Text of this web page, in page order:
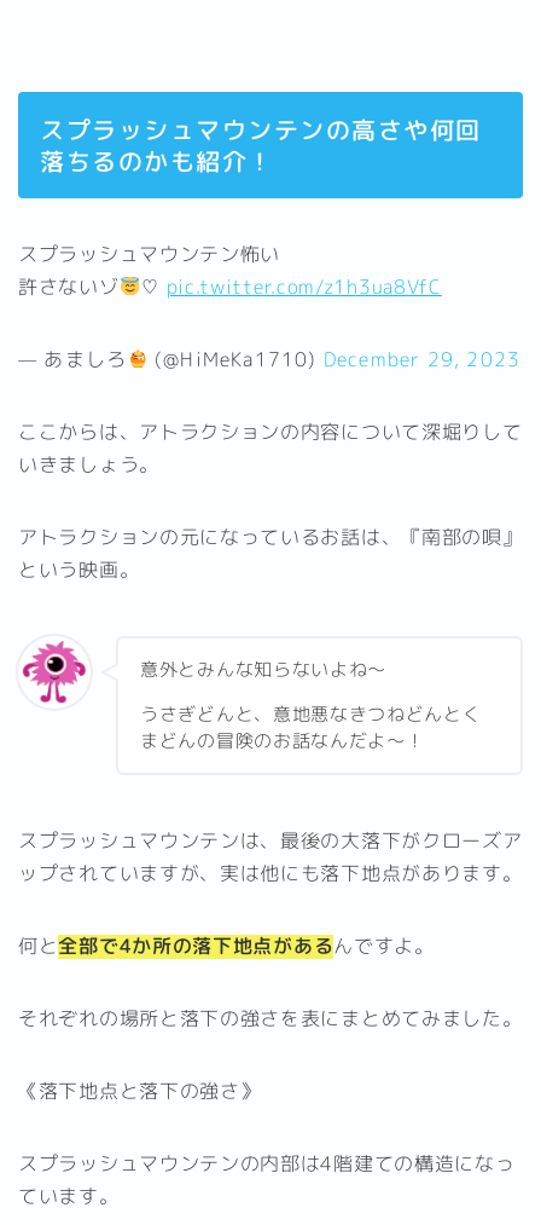
スプラッシュマウンテンの高さや何回
落ちるのかも紹介！
スプラッシュマウンテン怖い
許さないゾ
♡ pic.twitter.com/z1h3ua8VfC
— あましろ (@HiMeKa1710) December 29, 2023
ここからは、アトラクションの内容について深堀りして
いきましょう。
アトラクションの元になっているお話は、『南部の唄』
という映画。
意外とみんな知らないよね～
うさぎどんと、意地悪なきつねどんとく
まどんの冒険のお話なんだよ～！
スプラッシュマウンテンは、最後の大落下がクローズア
ップされていますが、実は他にも落下地点があります。
何と全部で4か所の落下地点があるんですよ。
それぞれの場所と落下の強さを表にまとめてみました。
《落下地点と落下の強さ》
スプラッシュマウンテンの内部は4階建ての構造になっ
ています。